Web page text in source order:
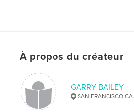
À propos du créateur
GARRY BAILEY
SAN FRANCISCO CA.